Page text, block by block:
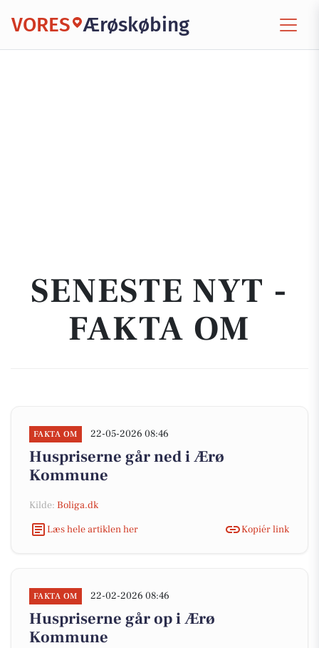
VORES Ærøskøbing
SENESTE NYT -
FAKTA OM
FAKTA OM 22-05-2026 08:46
Huspriserne går ned i Ærø
Kommune
Kilde: Boliga.dk
Læs hele artiklen her
Kopiér link
FAKTA OM 22-02-2026 08:46
Huspriserne går op i Ærø
Kommune